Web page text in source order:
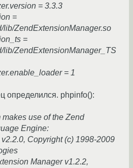
= 3.3.3
=
lib/ZendExtensionManager.so
=
lib/ZendExtensionManager_TS
= 1
определился. phpinfo():
makes use of the Zend
Engine:
Copyright (c) 1998-2009
Manager v1.2.2,